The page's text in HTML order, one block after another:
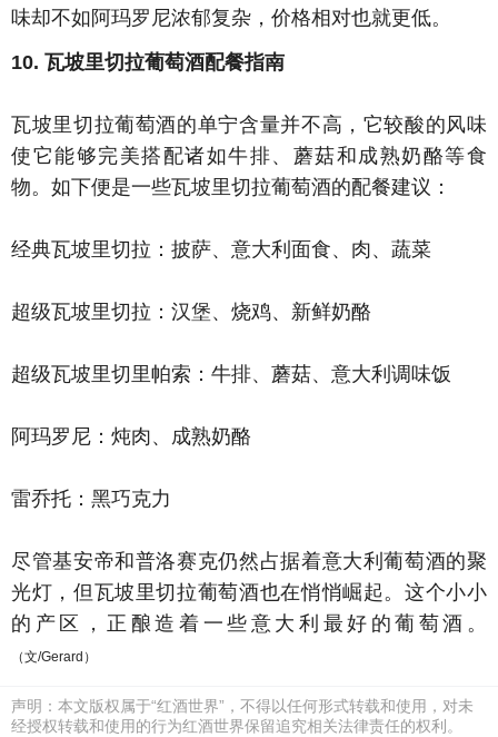
味却不如阿玛罗尼浓郁复杂，价格相对也就更低。
10. 瓦坡里切拉葡萄酒配餐指南
瓦坡里切拉葡萄酒的单宁含量并不高，它较酸的风味
使它能够完美搭配诸如牛排、蘑菇和成熟奶酪等食
物。如下便是一些瓦坡里切拉葡萄酒的配餐建议：
经典瓦坡里切拉：披萨、意大利面食、肉、蔬菜
超级瓦坡里切拉：汉堡、烧鸡、新鲜奶酪
超级瓦坡里切里帕索：牛排、蘑菇、意大利调味饭
阿玛罗尼：炖肉、成熟奶酪
雷乔托：黑巧克力
尽管基安帝和普洛赛克仍然占据着意大利葡萄酒的聚
光灯，但瓦坡里切拉葡萄酒也在悄悄崛起。这个小小
的产区，正酿造着一些意大利最好的葡萄酒。
（文/Gerard）
声明：本文版权属于“红酒世界”，不得以任何形式转载和使用，对未
经授权转载和使用的行为红酒世界保留追究相关法律责任的权利。